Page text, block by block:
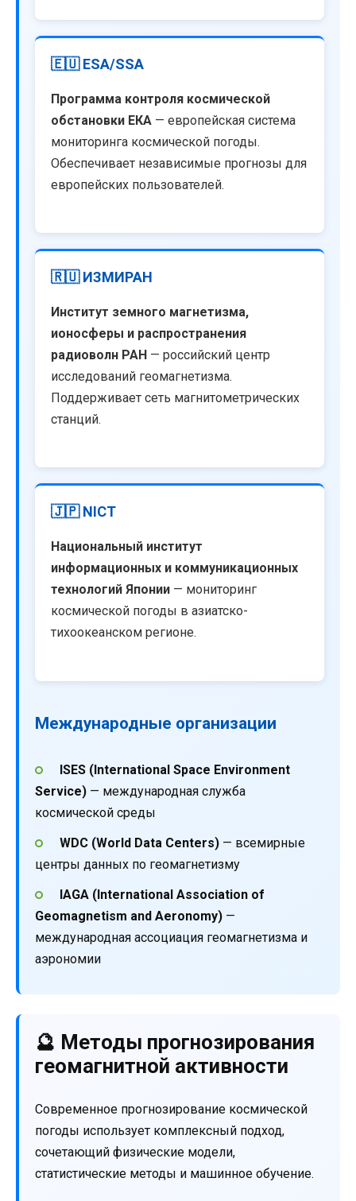
🇪🇺 ESA/SSA
Программа контроля космической
обстановки ЕКА — европейская система
мониторинга космической погоды.
Обеспечивает независимые прогнозы для
европейских пользователей.
🇷🇺 ИЗМИРАН
Институт земного магнетизма,
ионосферы и распространения
радиоволн РАН — российский центр
исследований геомагнетизма.
Поддерживает сеть магнитометрических
станций.
🇯🇵 NICT
Национальный институт
информационных и коммуникационных
технологий Японии — мониторинг
космической погоды в азиатско-
тихоокеанском регионе.
Международные организации
ISES (International Space Environment
Service) — международная служба
космической среды
WDC (World Data Centers)— всемирные
центры данных по геомагнетизму
IAGA (International Association of
Geomagnetism and Aeronomy) —
международная ассоциация геомагнетизма и
аэрономии
🔮 Методы прогнозирования
геомагнитной активности
Современное прогнозирование космической
погоды использует комплексный подход,
сочетающий физические модели,
статистические методы и машинное обучение.